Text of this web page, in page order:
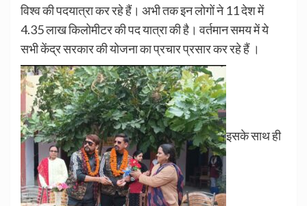
विश्व की पदयात्रा कर रहे हैं। अभी तक इन लोगों ने 11 देश में
4.35 लाख किलोमीटर की पद यात्रा की है। वर्तमान समय में ये
सभी केंद्र सरकार की योजना का प्रचार प्रसार कर रहे हैं ।
इसके साथ ही